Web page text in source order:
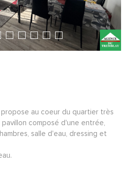
propose au coeur du quartier très
composé d'une entrée,
salle d'eau, dressing et